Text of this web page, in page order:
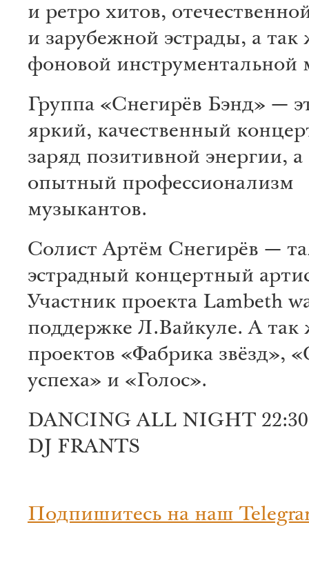
и ретро хитов,
и зарубежной эстрады, а так
фоновой инструментальной
Группа «Снегирёв Бэнд» —
яркий, качественный
заряд позитивной энергии, а
опытный профессионализм
музыкантов.
Солист Артём Снегирёв —
эстрадный концертный
Участник проекта Lambeth
поддержке Л.Вайкуле. А так
проектов «Фабрика звёзд»,
успеха» и «Голос».
DANCING ALL NIGHT 22:30
DJ FRANTS
Подпишитесь на наш